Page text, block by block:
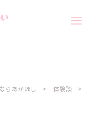
らあかほし 体験談